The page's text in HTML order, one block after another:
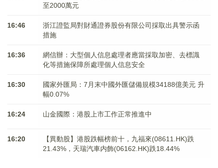
至2000萬元
16:46
浙江證監局對財通證券股份有限公司採取出具警示函
措施
16:36
網信辦：大型個人信息處理者應當採取加密、去標識
化等措施保障所處理個人信息安全
16:30
國家外匯局：7月末中國外匯儲備規模34188億美元 升
幅0.07%
16:24 山金國際：港股上市工作正常推進中
16:20
【異動股】港股跌幅榜前十，九福來(08611.HK)跌
21.43%，天瑞汽車内飾(06162.HK)跌18.44%